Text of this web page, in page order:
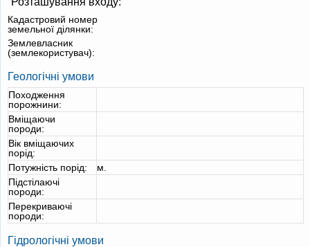
Кадастровий номер
земельної ділянки:
Землевласник
(землекористувач):
Геологічні умови
Походження
порожнини:
Вміщаючи
породи:
Вік вміщаючих
порід:
Потужність порід:
м.
Підстілаючі
породи:
Перекриваючі
породи:
Гідрологічні умови